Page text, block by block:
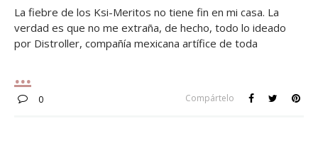
La fiebre de los Ksi-Meritos no tiene fin en mi casa. La
verdad es que no me extraña, de hecho, todo lo ideado
por Distroller, compañía mexicana artífice de toda
0 Compártelo